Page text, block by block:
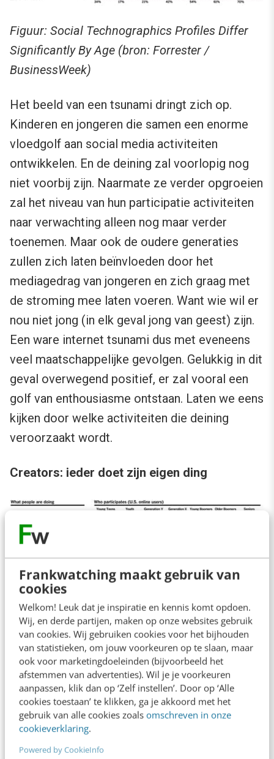
Frankwatching maakt gebruik van
cookies
Welkom! Leuk dat je inspiratie en kennis komt opdoen.
Wij, en derde partijen, maken op onze websites gebruik
van cookies. Wij gebruiken cookies voor het bijhouden
van statistieken, om jouw voorkeuren op te slaan, maar
ook voor marketingdoeleinden (bijvoorbeeld het
afstemmen van advertenties). Wil je je voorkeuren
aanpassen, klik dan op ‘Zelf instellen’. Door op ‘Alle
cookies toestaan’ te klikken, ga je akkoord met het
gebruik van alle cookies zoals omschreven in onze
cookieverklaring.
Powered by CookieInfo
Figuur: Social Technographics Profiles Differ
Significantly By Age (bron: Forrester /
BusinessWeek)
Het beeld van een tsunami dringt zich op.
Kinderen en jongeren die samen een enorme
vloedgolf aan social media activiteiten
ontwikkelen. En de deining zal voorlopig nog
niet voorbij zijn. Naarmate ze verder opgroeien
zal het niveau van hun participatie activiteiten
naar verwachting alleen nog maar verder
toenemen. Maar ook de oudere generaties
zullen zich laten beïnvloeden door het
mediagedrag van jongeren en zich graag met
de stroming mee laten voeren. Want wie wil er
nou niet jong (in elk geval jong van geest) zijn.
Een ware internet tsunami dus met eveneens
veel maatschappelijke gevolgen. Gelukkig in dit
geval overwegend positief, er zal vooral een
golf van enthousiasme ontstaan. Laten we eens
kijken door welke activiteiten die deining
veroorzaakt wordt.
Creators: ieder doet zijn eigen ding
Bij de creators gaat het om mensen die
minimaal eenmaal per maand artikelen op een
blog schrijven, webpagina’s bijhouden of video’s
uploaden naar sites als YouTube. Het gaat hier
om 13% van de populatie, 51% man en 49%
vrouw. Dat wat ze doen is heel verschillend:
slechts 14% doet alle drie deze activiteiten,
19% slechts twee ervan. Het uploaden van
video’s is het populairst (25%), gevolgd door
bloggen 23% en het publiceren op een eigen